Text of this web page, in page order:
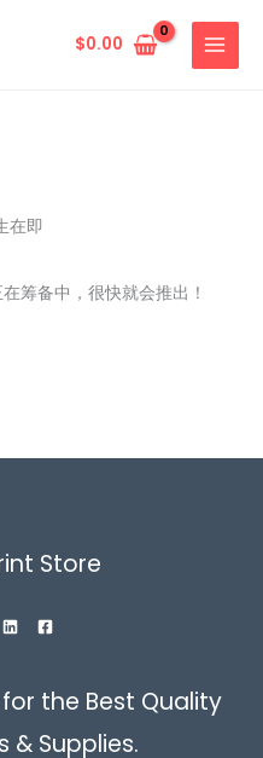
$0.00
在即
筹备中，很快就会推出！
Store
the Best Quality
& Supplies.